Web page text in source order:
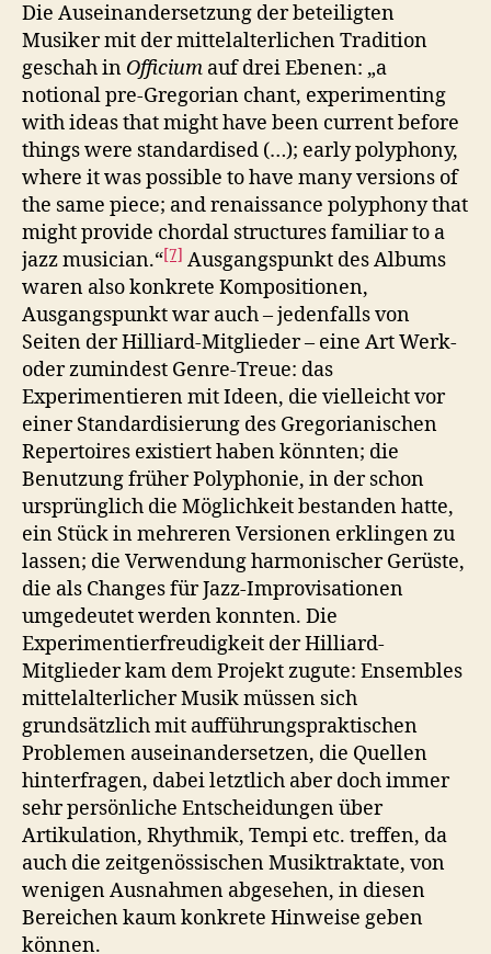
Die Auseinandersetzung der beteiligten
Musiker mit der mittelalterlichen Tradition
geschah in Officium auf drei Ebenen: „a
notional pre-Gregorian chant, experimenting
with ideas that might have been current before
things were standardised (…); early polyphony,
where it was possible to have many versions of
the same piece; and renaissance polyphony that
might provide chordal structures familiar to a
jazz musician.“[7] Ausgangspunkt des Albums
waren also konkrete Kompositionen,
Ausgangspunkt war auch – jedenfalls von
Seiten der Hilliard-Mitglieder – eine Art Werk-
oder zumindest Genre-Treue: das
Experimentieren mit Ideen, die vielleicht vor
einer Standardisierung des Gregorianischen
Repertoires existiert haben könnten; die
Benutzung früher Polyphonie, in der schon
ursprünglich die Möglichkeit bestanden hatte,
ein Stück in mehreren Versionen erklingen zu
lassen; die Verwendung harmonischer Gerüste,
die als Changes für Jazz-Improvisationen
umgedeutet werden konnten. Die
Experimentierfreudigkeit der Hilliard-
Mitglieder kam dem Projekt zugute: Ensembles
mittelalterlicher Musik müssen sich
grundsätzlich mit aufführungspraktischen
Problemen auseinandersetzen, die Quellen
hinterfragen, dabei letztlich aber doch immer
sehr persönliche Entscheidungen über
Artikulation, Rhythmik, Tempi etc. treffen, da
auch die zeitgenössischen Musiktraktate, von
wenigen Ausnahmen abgesehen, in diesen
Bereichen kaum konkrete Hinweise geben
können.